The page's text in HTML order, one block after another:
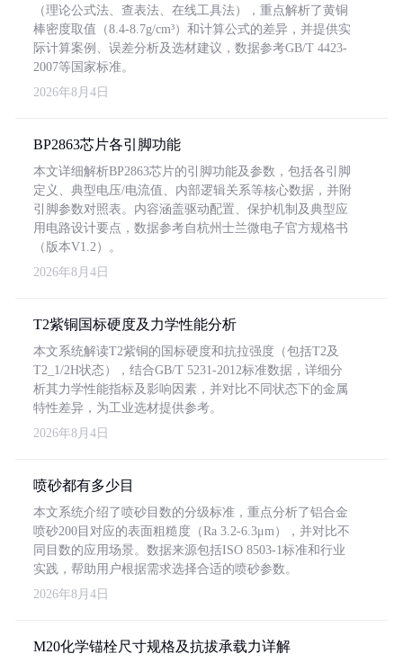
（理论公式法、查表法、在线工具法），重点解析了黄铜
棒密度取值（8.4-8.7g/cm³）和计算公式的差异，并提供实
际计算案例、误差分析及选材建议，数据参考GB/T 4423-
2007等国家标准。
2026年8月4日
BP2863芯片各引脚功能
本文详细解析BP2863芯片的引脚功能及参数，包括各引脚
定义、典型电压/电流值、内部逻辑关系等核心数据，并附
引脚参数对照表。内容涵盖驱动配置、保护机制及典型应
用电路设计要点，数据参考自杭州士兰微电子官方规格书
（版本V1.2）。
2026年8月4日
T2紫铜国标硬度及力学性能分析
本文系统解读T2紫铜的国标硬度和抗拉强度（包括T2及
T2_1/2H状态），结合GB/T 5231-2012标准数据，详细分
析其力学性能指标及影响因素，并对比不同状态下的金属
特性差异，为工业选材提供参考。
2026年8月4日
喷砂都有多少目
本文系统介绍了喷砂目数的分级标准，重点分析了铝合金
喷砂200目对应的表面粗糙度（Ra 3.2-6.3μm），并对比不
同目数的应用场景。数据来源包括ISO 8503-1标准和行业
实践，帮助用户根据需求选择合适的喷砂参数。
2026年8月4日
M20化学锚栓尺寸规格及抗拔承载力详解